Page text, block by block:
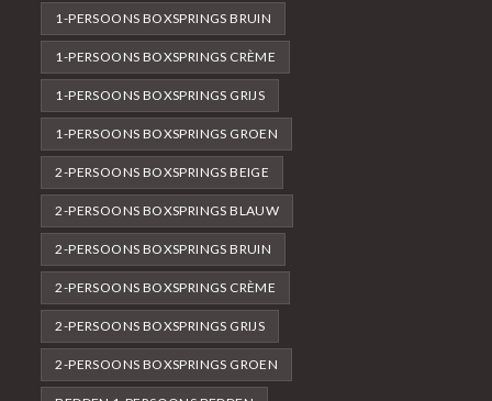
1-PERSOONS BOXSPRINGS BRUIN
1-PERSOONS BOXSPRINGS CRÈME
1-PERSOONS BOXSPRINGS GRIJS
1-PERSOONS BOXSPRINGS GROEN
2-PERSOONS BOXSPRINGS BEIGE
2-PERSOONS BOXSPRINGS BLAUW
2-PERSOONS BOXSPRINGS BRUIN
2-PERSOONS BOXSPRINGS CRÈME
2-PERSOONS BOXSPRINGS GRIJS
2-PERSOONS BOXSPRINGS GROEN